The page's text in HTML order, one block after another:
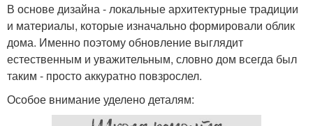
В основе дизайна - локальные архитектурные традиции
и материалы, которые изначально формировали облик
дома. Именно поэтому обновление выглядит
естественным и уважительным, словно дом всегда был
таким - просто аккуратно повзрослел.
Особое внимание уделено деталям: